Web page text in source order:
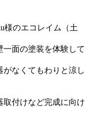
様のエコレイム（土
面の塗装を体験して
なくてもわりと涼し
付けなど完成に向け